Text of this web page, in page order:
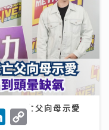
》代亡父向母示愛
L
C